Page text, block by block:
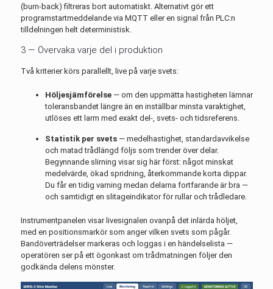
(burn-back) filtreras bort automatiskt. Alternativt gör ett
programstartmeddelande via MQTT eller en signal från PLC:n
tilldelningen helt deterministisk.
3 — Övervaka varje del i produktion
Två kriterier körs parallellt, live på varje svets:
Höljesjämförelse— om den uppmätta hastigheten lämnar
toleransbandet längre än en inställbar minsta varaktighet,
utlöses ett larm med exakt del-, svets- och tidsreferens.
Statistik per svets— medelhastighet, standardavvikelse
och matad trådlängd följs som trender över delar.
Begynnande slirning visar sig här först: något minskat
medelvärde, ökad spridning, återkommande korta dippar.
Du får en tidig varning medan delarna fortfarande är bra —
och samtidigt en slitageindikator för rullar och trådledare.
Instrumentpanelen visar livesignalen ovanpå det inlärda höljet,
med en positionsmarkör som anger vilken svets som pågår.
Bandöverträdelser markeras och loggas i en händelselista —
operatören ser på ett ögonkast om trådmatningen följer den
godkända delens mönster.